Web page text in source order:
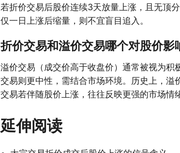
若折价交易后股价连续3天放量上涨，且无顶
仅一日上涨后缩量，则不宜盲目追入。
折价交易和溢价交易哪个对股价影
溢价交易（成交价高于收盘价）通常被视为
交易则更中性，需结合市场环境。历史上，
交易若伴随股价上涨，往往反映更强的市场情
延伸阅读